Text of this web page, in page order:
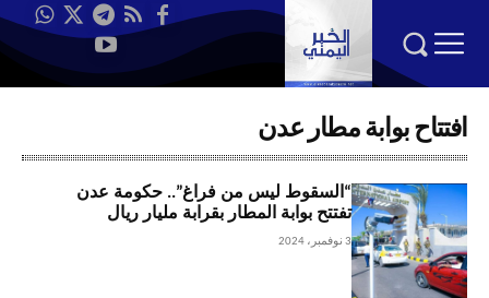
افتتاح بوابة مطار عدن
“السقوط ليس من فراغ”.. حكومة عدن
تفتتح بوابة المطار بقرابة مليار ريال
3 نوفمبر، 2024